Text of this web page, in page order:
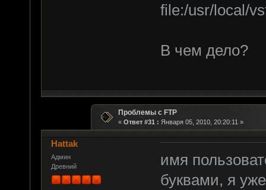
file:/usr/local/
В чем дело?
Проблемы с FTP
« Ответ #31 : Января 05, 2010, 20:20:11 »
Hattak
Админ
Древний
имя
буквами, я